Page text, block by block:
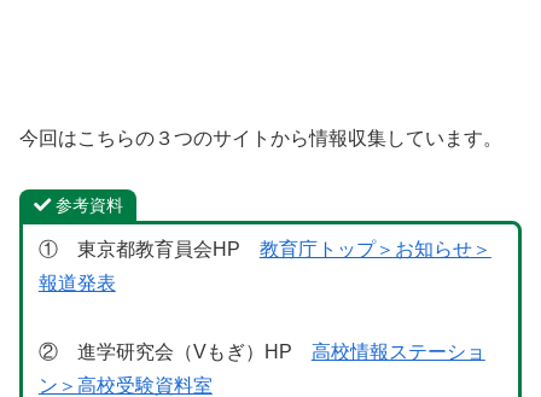
今回はこちらの３つのサイトから情報収集しています。
参考資料
① 東京都教育員会HP 教育庁トップ＞お知らせ＞
報道発表
② 進学研究会（Vもぎ）HP 高校情報ステーショ
ン＞高校受験資料室